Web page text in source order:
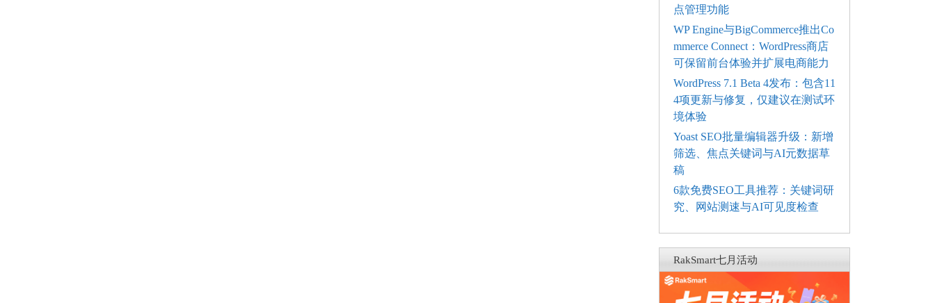
点管理功能
WP Engine与BigCommerce推出Co
mmerce Connect：WordPress商店
可保留前台体验并扩展电商能力
WordPress 7.1 Beta 4发布：包含11
4项更新与修复，仅建议在测试环
境体验
Yoast SEO批量编辑器升级：新增
筛选、焦点关键词与AI元数据草
稿
6款免费SEO工具推荐：关键词研
究、网站测速与AI可见度检查
RakSmart七月活动